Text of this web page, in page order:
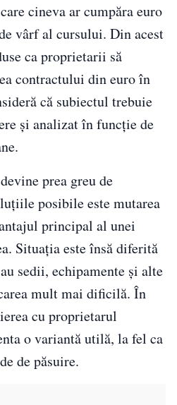
cineva ar cumpăra euro
vârf al cursului. Din acest
ca proprietarii să
contractului din euro în
că subiectul trebuie
și analizat în funcție de
prea greu de
posibile este mutarea
principal al unei
Situația este însă diferită
sedii, echipamente și alte
mult mai dificilă. În
cu proprietarul
o variantă utilă, la fel ca
de păsuire.